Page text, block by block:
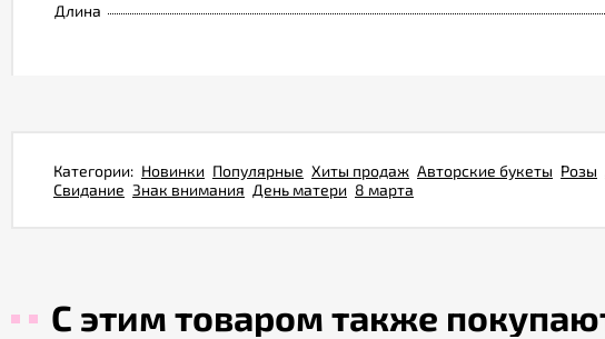
Длина
Категории: Новинки Популярные Хиты продаж Авторские букеты Розы
Свидание Знак внимания День матери 8 марта
С этим товаром также